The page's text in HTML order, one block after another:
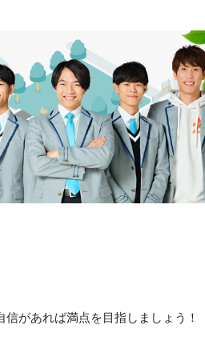
信があれば満点を目指しましょう！